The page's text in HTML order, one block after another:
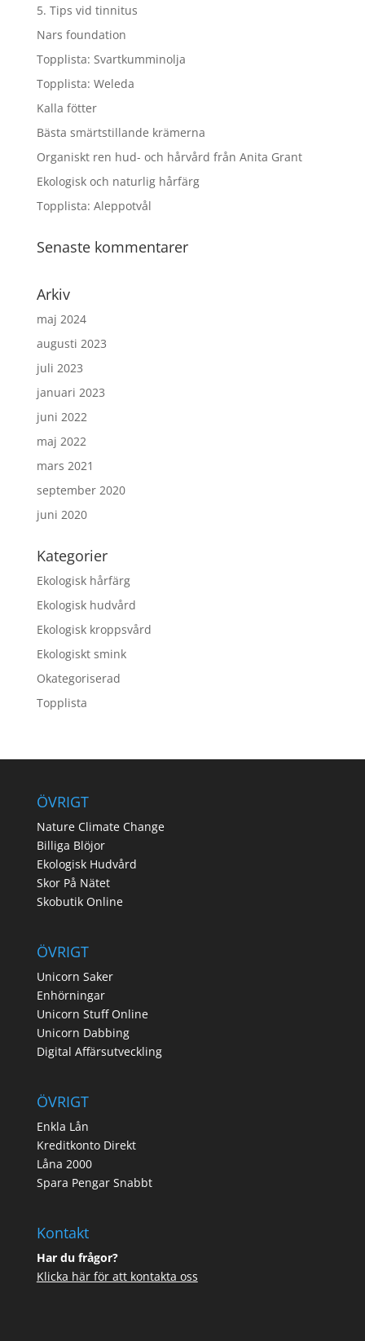
5. Tips vid tinnitus
Nars foundation
Topplista: Svartkumminolja
Topplista: Weleda
Kalla fötter
Bästa smärtstillande krämerna
Organiskt ren hud- och hårvård från Anita Grant
Ekologisk och naturlig hårfärg
Topplista: Aleppotvål
Senaste kommentarer
Arkiv
maj 2024
augusti 2023
juli 2023
januari 2023
juni 2022
maj 2022
mars 2021
september 2020
juni 2020
Kategorier
Ekologisk hårfärg
Ekologisk hudvård
Ekologisk kroppsvård
Ekologiskt smink
Okategoriserad
Topplista
ÖVRIGT
Nature Climate Change
Billiga Blöjor
Ekologisk Hudvård
Skor På Nätet
Skobutik Online
ÖVRIGT
Unicorn Saker
Enhörningar
Unicorn Stuff Online
Unicorn Dabbing
Digital Affärsutveckling
ÖVRIGT
Enkla Lån
Kreditkonto Direkt
Låna 2000
Spara Pengar Snabbt
Kontakt
Har du frågor?
Klicka här för att kontakta oss